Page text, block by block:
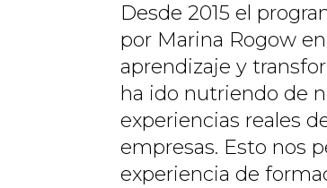
Desde 2015 el
por Marina Rogow
aprendizaje y
ha ido nutriendo de
experiencias reales
empresas. Esto nos
experiencia de